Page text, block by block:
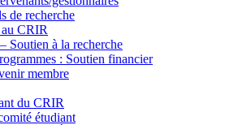
de recherche
CRIR
Soutien à la recherche
: Soutien financier
membre
du CRIR
étudiant